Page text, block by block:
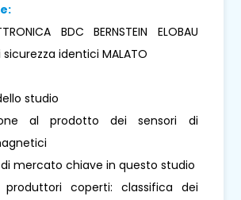
BDC BERNSTEIN ELOBAU
identici MALATO
studio
al prodotto dei sensori di
di mercato chiave in questo studio
produttori coperti: classifica dei